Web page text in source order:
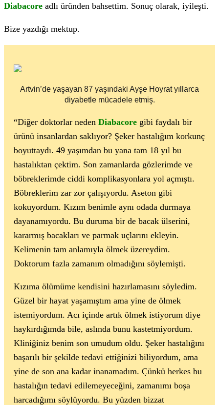
Diabacore adlı üründen bahsettim. Sonuç olarak, iyileşti.
Bize yazdığı mektup.
Artvin’de yaşayan 87 yaşındaki Ayşe Hoyrat yıllarca
diyabetle mücadele etmiş.
“Diğer doktorlar neden Diabacore gibi faydalı bir
ürünü insanlardan saklıyor? Şeker hastalığım korkunç
boyuttaydı. 49 yaşımdan bu yana tam 18 yıl bu
hastalıktan çektim. Son zamanlarda gözlerimde ve
böbreklerimde ciddi komplikasyonlara yol açmıştı.
Böbreklerim zar zor çalışıyordu. Aseton gibi
kokuyordum. Kızım benimle aynı odada durmaya
dayanamıyordu. Bu duruma bir de bacak ülserini,
kararmış bacakları ve parmak uçlarını ekleyin.
Kelimenin tam anlamıyla ölmek üzereydim.
Doktorum fazla zamanım olmadığını söylemişti.
Kızıma ölümüme kendisini hazırlamasını söyledim.
Güzel bir hayat yaşamıştım ama yine de ölmek
istemiyordum. Acı içinde artık ölmek istiyorum diye
haykırdığımda bile, aslında bunu kastetmiyordum.
Kliniğiniz benim son umudum oldu. Şeker hastalığını
başarılı bir şekilde tedavi ettiğinizi biliyordum, ama
yine de son ana kadar inanamadım. Çünkü herkes bu
hastalığın tedavi edilemeyeceğini, zamanımı boşa
harcadığımı söylüyordu. Bu yüzden bizzat